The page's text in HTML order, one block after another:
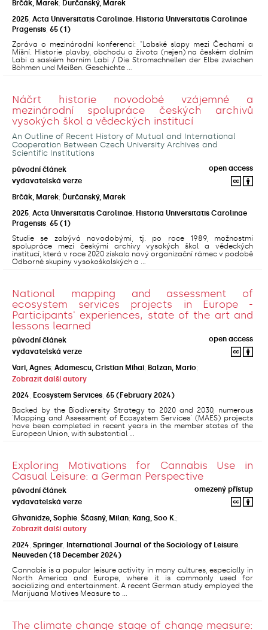
Brčák, Marek; Ďurčanský, Marek
2025 Acta Universitatis Carolinae. Historia Universitatis Carolinae
Pragensis 65 (1)
Zpráva o mezinárodní konferenci: "Labské slapy mezi Čechami a
Míšní. Historie plavby, obchodu a života (nejen) na českém dolním
Labi a saském horním Labi / Die Stromschnellen der Elbe zwischen
Böhmen und Meißen. Geschichte ...
Náčrt historie novodobé vzájemné a
mezinárodní spolupráce českých archivů
vysokých škol a vědeckých institucí
An Outline of Recent History of Mutual and International
Cooperation Between Czech University Archives and
Scientific Institutions
původní článek
open access
vydavatelská verze
Brčák, Marek; Ďurčanský, Marek
2025 Acta Universitatis Carolinae. Historia Universitatis Carolinae
Pragensis 65 (1)
Studie se zabývá novodobými, tj. po roce 1989, možnostmi
spolupráce mezi českými archivy vysokých škol a vědeckých
institucí, která v roce 2020 získala nový organizační rámec v podobě
Odborné skupiny vysokoškolských a ...
National mapping and assessment of
ecosystem services projects in Europe -
Participants' experiences, state of the art and
lessons learned
původní článek
open access
vydavatelská verze
Vari, Agnes; Adamescu, Cristian Mihai; Balzan, Mario;
Zobrazit další autory
2024 Ecosystem Services 65 (February 2024)
Backed by the Biodiversity Strategy to 2020 and 2030, numerous
'Mapping and Assessment of Ecosystem Services' (MAES) projects
have been completed in recent years in the member states of the
European Union, with substantial ...
Exploring Motivations for Cannabis Use in
Casual Leisure: a German Perspective
původní článek
omezený přístup
vydavatelská verze
Ghvanidze, Sophie; Ščasný, Milan; Kang, Soo K. ;
Zobrazit další autory
2024 Springer International Journal of the Sociology of Leisure
Neuveden (18 December 2024)
Cannabis is a popular leisure activity in many cultures, especially in
North America and Europe, where it is commonly used for
socializing and entertainment. A recent German study employed the
Marijuana Motives Measure to ...
The climate change stage of change measure: